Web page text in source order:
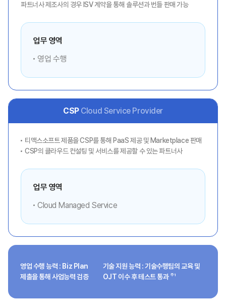
파트너사 제조사의 경우 ISV 계약을 통해 솔루션과 번들 판매 가능
업무 영역
영업 수행
CSP Cloud Service Provider
티맥스소프트 제품을 CSP를 통해 PaaS 제공 및 Marketplace 판매
CSP의 클라우드 컨설팅 및 서비스를 제공할 수 있는 파트너사
업무 영역
Cloud Managed Service
영업 수행 능력 : Biz Plan
제출을 통해 사업능력 검증
기술 지원 능력 : 기술수행팀의 교육 및
OJT 이수 후 테스트 통과 주1